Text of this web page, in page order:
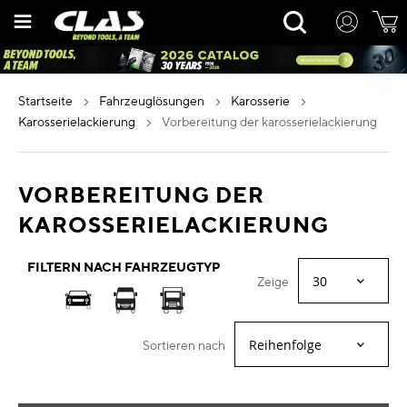
Inhalt
Rechercher
startseite fahrzeuglösungen
karosserie
karosserielackierung
vorbereitung der karosserielackierung
VORBEREITUNG DER
KAROSSERIELACKIERUNG
FILTERN NACH FAHRZEUGTYP
Zeige
Sortieren nach